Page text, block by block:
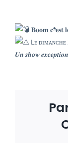
𝐁𝐨𝐨𝐦 𝐜❜𝐞𝐬𝐭
Lᴇ
𝑼𝒏 𝒔𝒉𝒐𝒘